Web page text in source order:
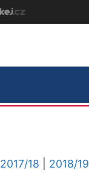
2017/18 2018/19